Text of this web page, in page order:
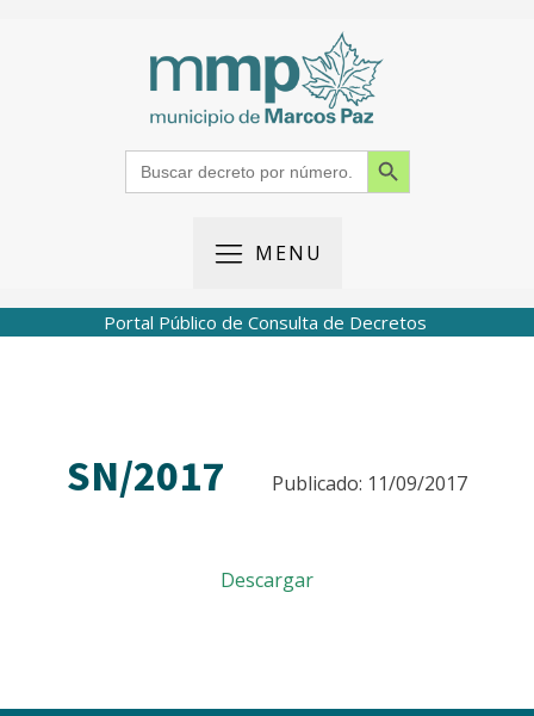
Search
for:
Search Button
MENU
Portal Público de Consulta de Decretos
SN/2017 Publicado: 11/09/2017
Descargar